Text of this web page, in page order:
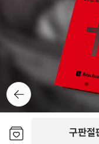
구판절
큰 차이가 있다는 걸 알
다. 그러나 쓰러지던 기
로 나올 수 있는 반면, 기
이 난다. 1926년부터
현재도 요원해 보이는
어려움을 느낄 수 있는
매수하고서 회사의 불필
득에 실패하고서 정기
로 인해 거듭 실패합니
뒤로가
기